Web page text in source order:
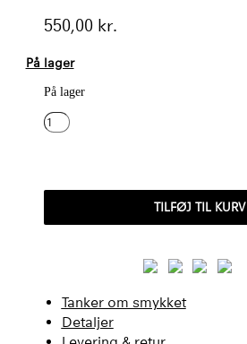
550,00 kr.
På lager
På lager
SISSE
TILFØJ TIL KURV
Tanker om smykket
Detaljer